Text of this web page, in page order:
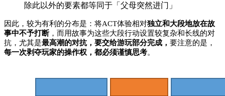
除此以外的要素都等同于「父母突然进门」
因此，较为有利的分布是：将ACT体验相对独立和大段地放在故
事中不予打断，而用故事为这些大段行动设置较复杂和长线的对
抗，尤其是最高潮的对抗，要交给游玩部分完成， 要注意的是，
每一次剥夺玩家的操作权，都必须谨慎思考。